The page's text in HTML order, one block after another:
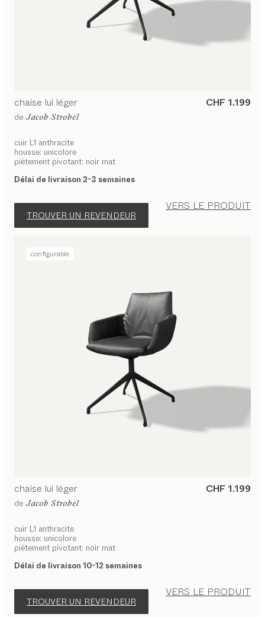
chaise lui léger CHF 1.199
de Jacob Strobel
cuir L1 anthracite
housse: unicolore
piètement pivotant: noir mat
Délai de livraison 2-3 semaines
TROUVER UN REVENDEUR
VERS LE PRODUIT
configurable
chaise lui léger CHF 1.199
de Jacob Strobel
cuir L1 anthracite
housse: unicolore
piètement pivotant: noir mat
Délai de livraison 10-12 semaines
TROUVER UN REVENDEUR
VERS LE PRODUIT